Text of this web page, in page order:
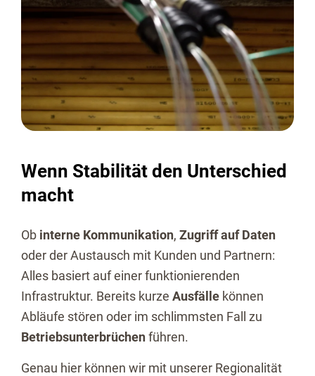
Wenn Stabilität den Unterschied
macht
Ob interne Kommunikation, Zugriff auf Daten
oder der Austausch mit Kunden und Partnern:
Alles basiert auf einer funktionierenden
Infrastruktur. Bereits kurze Ausfälle können
Abläufe stören oder im schlimmsten Fall zu
Betriebsunterbrüchenführen.
Genau hier können wir mit unserer Regionalität